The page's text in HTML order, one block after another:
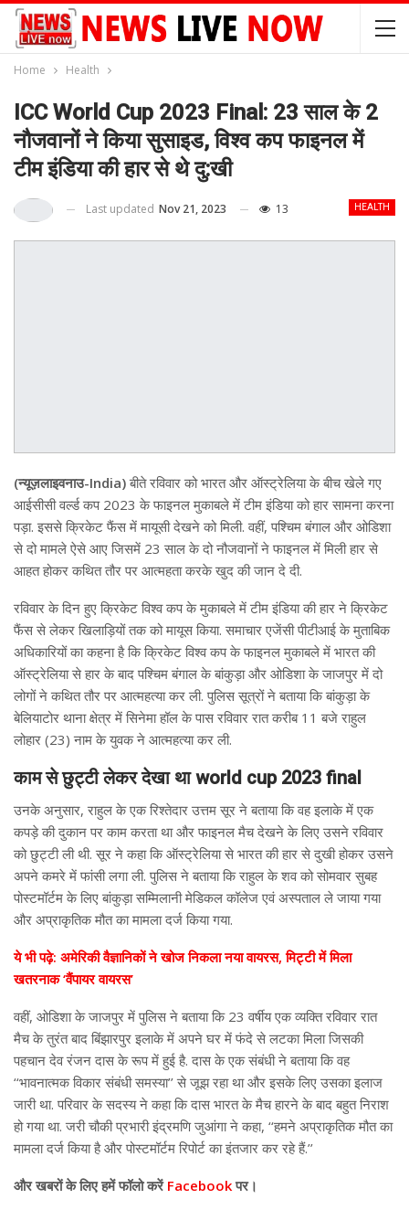
Home Health
ICC World Cup 2023 Final: 23 साल के 2
नौजवानों ने किया सुसाइड, विश्व कप फाइनल में
टीम इंडिया की हार से थे दु:खी
HEALTH
Last updated Nov 21, 2023 13
(न्यूज़लाइवनाउ-India)बीते रविवार को भारत और ऑस्ट्रेलिया के बीच खेले गए
आईसीसी वर्ल्ड कप 2023 के फाइनल मुकाबले में टीम इंडिया को हार सामना करना
पड़ा. इससे क्रिकेट फैंस में मायूसी देखने को मिली. वहीं, पश्चिम बंगाल और ओडिशा
से दो मामले ऐसे आए जिसमें 23 साल के दो नौजवानों ने फाइनल में मिली हार से
आहत होकर कथित तौर पर आत्महता करके खुद की जान दे दी.
रविवार के दिन हुए क्रिकेट विश्व कप के मुकाबले में टीम इंडिया की हार ने क्रिकेट
फैंस से लेकर खिलाड़ियों तक को मायूस किया. समाचार एजेंसी पीटीआई के मुताबिक
अधिकारियों का कहना है कि क्रिकेट विश्व कप के फाइनल मुकाबले में भारत की
ऑस्ट्रेलिया से हार के बाद पश्चिम बंगाल के बांकुड़ा और ओडिशा के जाजपुर में दो
लोगों ने कथित तौर पर आत्महत्या कर ली. पुलिस सूत्रों ने बताया कि बांकुड़ा के
बेलियाटोर थाना क्षेत्र में सिनेमा हॉल के पास रविवार रात करीब 11 बजे राहुल
लोहार (23) नाम के युवक ने आत्महत्या कर ली.
काम से छुट्टी लेकर देखा था world cup 2023 final
उनके अनुसार, राहुल के एक रिश्तेदार उत्तम सूर ने बताया कि वह इलाके में एक
कपड़े की दुकान पर काम करता था और फाइनल मैच देखने के लिए उसने रविवार
को छुट्टी ली थी. सूर ने कहा कि ऑस्ट्रेलिया से भारत की हार से दुखी होकर उसने
अपने कमरे में फांसी लगा ली. पुलिस ने बताया कि राहुल के शव को सोमवार सुबह
पोस्टमॉर्टम के लिए बांकुड़ा सम्मिलानी मेडिकल कॉलेज एवं अस्पताल ले जाया गया
और अप्राकृतिक मौत का मामला दर्ज किया गया.
ये भी पढ़े: अमेरिकी वैज्ञानिकों ने खोज निकला नया वायरस, मिट्टी में मिला
खतरनाक ‘वैंपायर वायरस’
वहीं, ओडिशा के जाजपुर में पुलिस ने बताया कि 23 वर्षीय एक व्यक्ति रविवार रात
मैच के तुरंत बाद बिंझारपुर इलाके में अपने घर में फंदे से लटका मिला जिसकी
पहचान देव रंजन दास के रूप में हुई है. दास के एक संबंधी ने बताया कि वह
‘‘भावनात्मक विकार संबंधी समस्या’’ से जूझ रहा था और इसके लिए उसका इलाज
जारी था. परिवार के सदस्य ने कहा कि दास भारत के मैच हारने के बाद बहुत निराश
हो गया था. जरी चौकी प्रभारी इंद्रमणि जुआंगा ने कहा, ‘‘हमने अप्राकृतिक मौत का
मामला दर्ज किया है और पोस्टमॉर्टम रिपोर्ट का इंतजार कर रहे हैं.’’
औरखबरों के लिए हमें फॉलो करेंFacebookपर।